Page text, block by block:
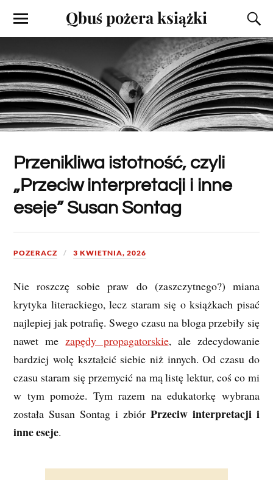
Qbuś pożera książki
Przenikliwa istotność, czyli
„Przeciw interpretacji i inne
eseje” Susan Sontag
POZERACZ 3 KWIETNIA, 2026
Nie roszczę sobie praw do (zaszczytnego?) miana
krytyka literackiego, lecz staram się o książkach pisać
najlepiej jak potrafię. Swego czasu na bloga przebiły się
nawet mezapędy propagatorskie, ale zdecydowanie
bardziej wolę kształcić siebie niż innych. Od czasu do
czasu staram się przemycić na mą listę lektur, coś co mi
w tym pomoże. Tym razem na edukatorkę wybrana
została Susan Sontag i zbiór Przeciw interpretacji i
inne eseje.